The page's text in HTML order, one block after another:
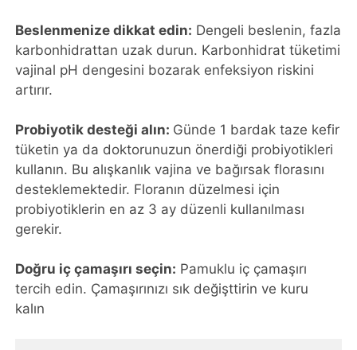
Beslenmenize dikkat edin: Dengeli beslenin, fazla
karbonhidrattan uzak durun. Karbonhidrat tüketimi
vajinal pH dengesini bozarak enfeksiyon riskini
artırır.
Probiyotik desteği alın: Günde 1 bardak taze kefir
tüketin ya da doktorunuzun önerdiği probiyotikleri
kullanın. Bu alışkanlık vajina ve bağırsak florasını
desteklemektedir. Floranın düzelmesi için
probiyotiklerin en az 3 ay düzenli kullanılması
gerekir.
Doğru iç çamaşırı seçin: Pamuklu iç çamaşırı
tercih edin. Çamaşırınızı sık değişttirin ve kuru
kalın